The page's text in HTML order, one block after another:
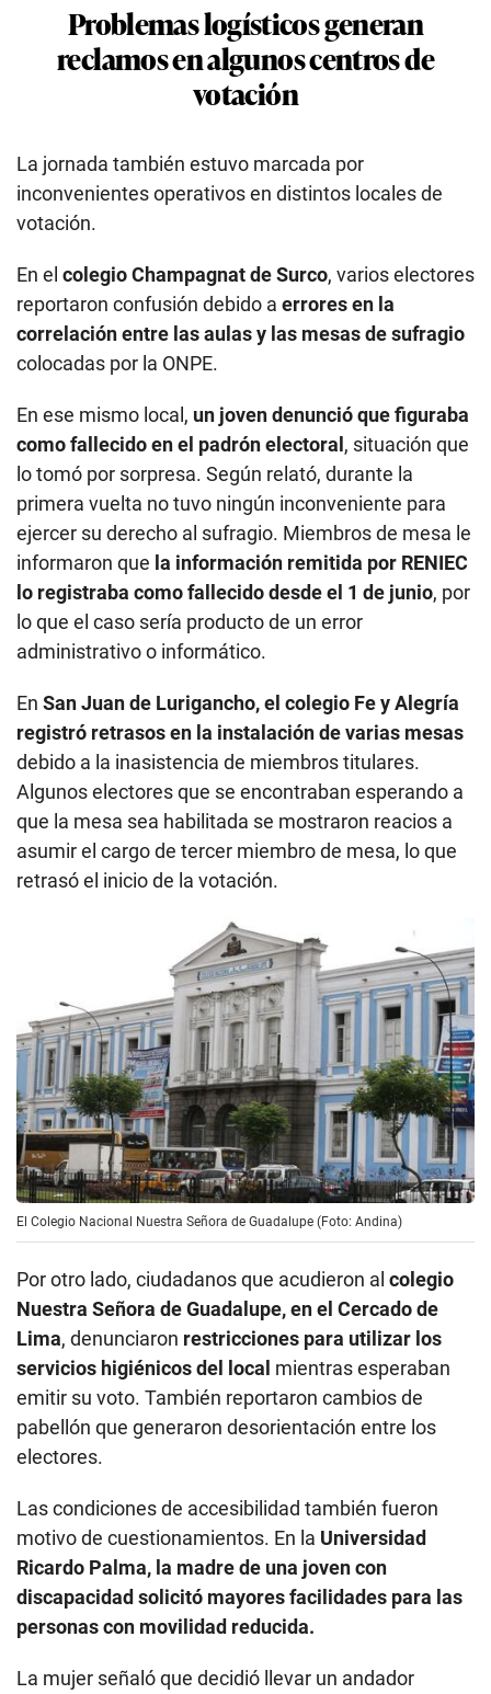
Problemas logísticos generan
reclamos en algunos centros de
votación
La jornada también estuvo marcada por
inconvenientes operativos en distintos locales de
votación.
En el colegio Champagnat de Surco, varios electores
reportaron confusión debido a errores en la
correlación entre las aulas y las mesas de sufragio
colocadas por la ONPE.
En ese mismo local, un joven denunció que figuraba
como fallecido en el padrón electoral , situación que
lo tomó por sorpresa. Según relató, durante la
primera vuelta no tuvo ningún inconveniente para
ejercer su derecho al sufragio. Miembros de mesa le
informaron que la información remitida por RENIEC
lo registraba como fallecido desde el 1 de junio, por
lo que el caso sería producto de un error
administrativo o informático.
En San Juan de Lurigancho, el colegio Fe y Alegría
registró retrasos en la instalación de varias mesas
debido a la inasistencia de miembros titulares.
Algunos electores que se encontraban esperando a
que la mesa sea habilitada se mostraron reacios a
asumir el cargo de tercer miembro de mesa, lo que
retrasó el inicio de la votación.
El Colegio Nacional Nuestra Señora de Guadalupe (Foto: Andina)
Por otro lado, ciudadanos que acudieron al colegio
Nuestra Señora de Guadalupe, en el Cercado de
Lima, denunciaron restricciones para utilizar los
servicios higiénicos del local mientras esperaban
emitir su voto. También reportaron cambios de
pabellón que generaron desorientación entre los
electores.
Las condiciones de accesibilidad también fueron
motivo de cuestionamientos. En la Universidad
Ricardo Palma, la madre de una joven con
discapacidad solicitó mayores facilidades para las
personas con movilidad reducida.
La mujer señaló que decidió llevar un andador